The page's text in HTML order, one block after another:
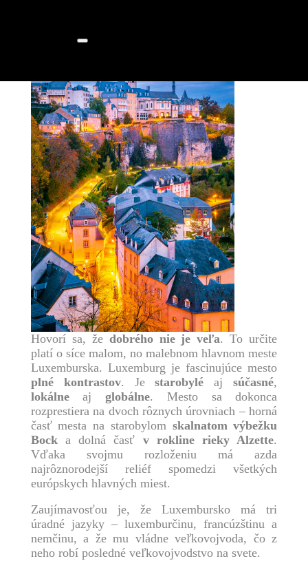
Hovorí sa, že dobrého nie je veľa. To určite
platí o síce malom, no malebnom hlavnom meste
Luxemburska. Luxemburg je fascinujúce mesto
plné kontrastov. Jestarobyléajsúčasné,
lokálneajglobálne. Mesto sa dokonca
rozprestiera na dvoch rôznych úrovniach – horná
časť mesta na starobylom skalnatom výbežku
Bocka dolná časť v rokline rieky Alzette.
Vďaka svojmu rozloženiu má azda
najrôznorodejší reliéf spomedzi všetkých
európskych hlavných miest.
Zaujímavosťou je, že Luxembursko má tri
úradné jazyky – luxemburčinu, francúzštinu a
nemčinu, a že mu vládne veľkovojvoda, čo z
neho robí posledné veľkovojvodstvo na svete.